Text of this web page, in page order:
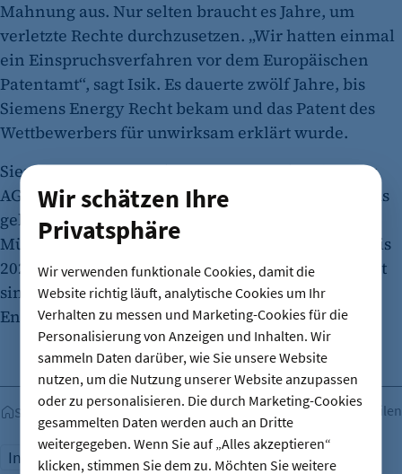
Wir schätzen Ihre
Privatsphäre
Wir verwenden funktionale Cookies, damit die
Website richtig läuft, analytische Cookies um Ihr
Verhalten zu messen und Marketing-Cookies für die
Personalisierung von Anzeigen und Inhalten. Wir
sammeln Daten darüber, wie Sie unsere Website
nutzen, um die Nutzung unserer Website anzupassen
oder zu personalisieren. Die durch Marketing-Cookies
gesammelten Daten werden auch an Dritte
weitergegeben. Wenn Sie auf „Alles akzeptieren“
klicken, stimmen Sie dem zu. Möchten Sie weitere
Mahnung aus. Nur selten braucht es Jahre, um
verletzte Rechte durchzusetzen. „Wir hatten einmal
ein Einspruchsverfahren vor dem Europäischen
Patentamt“, sagt Isik. Es dauerte zwölf Jahre, bis
Siemens Energy Recht bekam und das Patent des
Wettbewerbers für unwirksam erklärt wurde.
Siemens Energy wurde erst 2020 aus der Siemens
AG ausgegliedert. Der Konzern wird von Berlin aus
geleitet, der Verwaltungssitz bleibt jedoch in
München. In Moabit in der Sickingenstraße soll bis
2029 die neue Konzernzentrale entstehen, geplant
sind drei bis zu 70 Meter hoher Türme. Siemens
Energy beschäftigt 5.500 Mitarbeiter in Berlin.
Startseite Teilen
Innovation